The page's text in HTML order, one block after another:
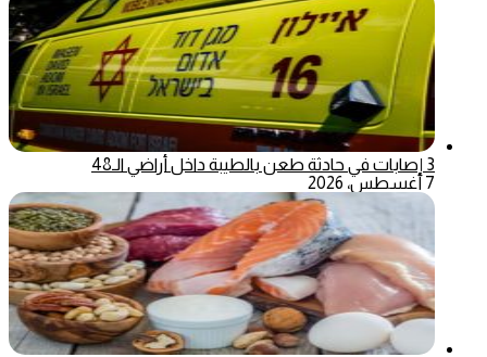
3 إصابات في حادثة طعن بالطيبة داخل أراضي الـ48
7 أغسطس، 2026